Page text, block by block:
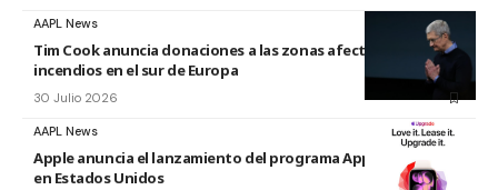
AAPL News
Tim Cook anuncia donaciones a las zonas afectadas por los
incendios en el sur de Europa
30 Julio 2026
AAPL News
Apple anuncia el lanzamiento del programa Apple Upgrade
en Estados Unidos